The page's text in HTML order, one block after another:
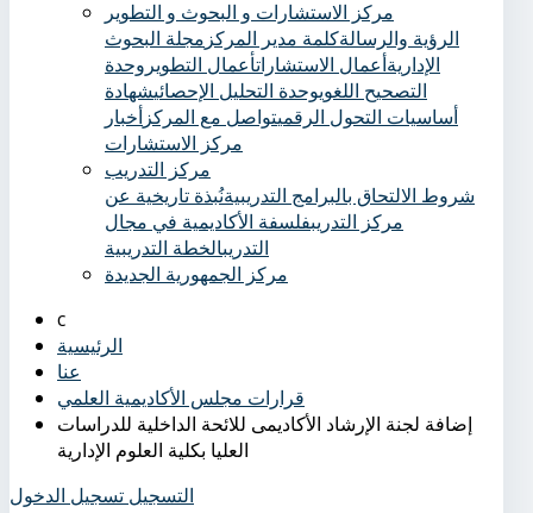
مركز الاستشارات و البحوث و التطوير
الرؤية والرسالةكلمة مدير المركز مجلة البحوث
الإداريةأعمال الاستشاراتأعمال التطوير وحدة
التصحيح اللغويوحدة التحليل الإحصائيشهادة
أساسيات التحول الرقميتواصل مع المركزأخبار
مركز الاستشارات
مركز التدريب
شروط الالتحاق بالبرامج التدريبيةنُبذة تاريخية عن
مركز التدريبفلسفة الأكاديمية في مجال
التدريبالخطة التدريبية
مركز الجمهورية الجديدة
الرئيسية
عنا
قرارات مجلس الأكاديمية العلمي
إضافة لجنة الإرشاد الأكاديمى للائحة الداخلية للدراسات
العليا بكلية العلوم الإدارية
التسجيل تسجيل الدخول